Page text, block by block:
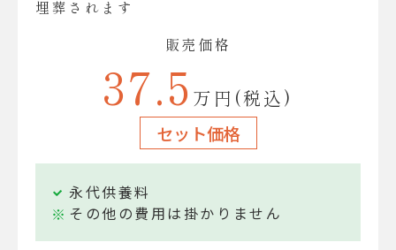
埋葬されます
販売価格
37.5 万円(税込)
セット価格
永代供養料
その他の費用は掛かりません